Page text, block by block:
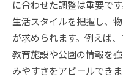
に合わせた調整は重要で
生活スタイルを把握し、
が求められます。例えば
教育施設や公園の情報を
みやすさをアピールでき